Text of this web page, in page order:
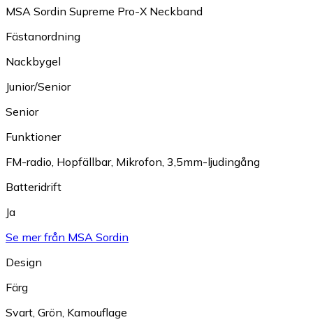
MSA Sordin Supreme Pro-X Neckband
Fästanordning
Nackbygel
Junior/Senior
Senior
Funktioner
FM-radio Hopfällbar, Mikrofon 3,5mm-ljudingång
Batteridrift
Ja
Se mer från MSA Sordin
Design
Färg
Svart Grön Kamouflage